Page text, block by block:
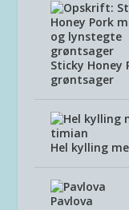
Sticky Honey
grøntsager
Hel kylling
Pavlova